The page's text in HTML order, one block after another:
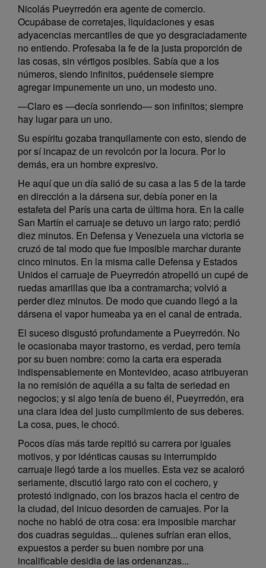
Nicolás Pueyrredón era agente de comercio.
Ocupábase de corretajes, liquidaciones y esas
adyacencias mercantiles de que yo desgraciadamente
no entiendo. Profesaba la fe de la justa proporción de
las cosas, sin vértigos posibles. Sabía que a los
números, siendo infinitos, puédensele siempre
agregar impunemente un uno, un modesto uno.
—Claro es —decía sonriendo— son infinitos; siempre
hay lugar para un uno.
Su espíritu gozaba tranquilamente con esto, siendo de
por sí incapaz de un revolcón por la locura. Por lo
demás, era un hombre expresivo.
He aquí que un día salió de su casa a las 5 de la tarde
en dirección a la dársena sur, debía poner en la
estafeta del París una carta de última hora. En la calle
San Martín el carruaje se detuvo un largo rato; perdió
diez minutos. En Defensa y Venezuela una victoria se
cruzó de tal modo que fue imposible marchar durante
cinco minutos. En la misma calle Defensa y Estados
Unidos el carruaje de Pueyrredón atropelló un cupé de
ruedas amarillas que iba a contramarcha; volvió a
perder diez minutos. De modo que cuando llegó a la
dársena el vapor humeaba ya en el canal de entrada.
El suceso disgustó profundamente a Pueyrredón. No
le ocasionaba mayor trastorno, es verdad, pero temía
por su buen nombre: como la carta era esperada
indispensablemente en Montevideo, acaso atribuyeran
la no remisión de aquélla a su falta de seriedad en
negocios; y si algo tenía de bueno él, Pueyrredón, era
una clara idea del justo cumplimiento de sus deberes.
La cosa, pues, le chocó.
Pocos días más tarde repitió su carrera por iguales
motivos, y por idénticas causas su interrumpido
carruaje llegó tarde a los muelles. Esta vez se acaloró
seriamente, discutió largo rato con el cochero, y
protestó indignado, con los brazos hacia el centro de
la ciudad, del inicuo desorden de carruajes. Por la
noche no habló de otra cosa: era imposible marchar
dos cuadras seguidas... quienes sufrían eran ellos,
expuestos a perder su buen nombre por una
incalificable desidia de las ordenanzas...